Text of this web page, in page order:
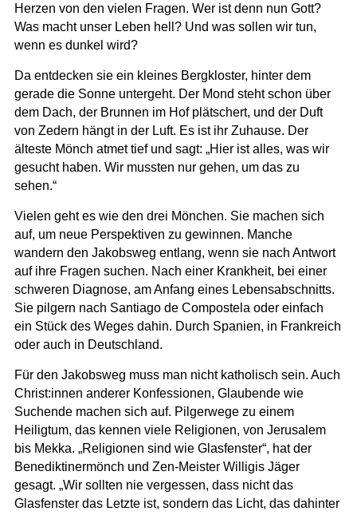
Herzen von den vielen Fragen. Wer ist denn nun Gott?
Was macht unser Leben hell? Und was sollen wir tun,
wenn es dunkel wird?
Da entdecken sie ein kleines Bergkloster, hinter dem
gerade die Sonne untergeht. Der Mond steht schon über
dem Dach, der Brunnen im Hof plätschert, und der Duft
von Zedern hängt in der Luft. Es ist ihr Zuhause. Der
älteste Mönch atmet tief und sagt: „Hier ist alles, was wir
gesucht haben. Wir mussten nur gehen, um das zu
sehen.“
Vielen geht es wie den drei Mönchen. Sie machen sich
auf, um neue Perspektiven zu gewinnen. Manche
wandern den Jakobsweg entlang, wenn sie nach Antwort
auf ihre Fragen suchen. Nach einer Krankheit, bei einer
schweren Diagnose, am Anfang eines Lebensabschnitts.
Sie pilgern nach Santiago de Compostela oder einfach
ein Stück des Weges dahin. Durch Spanien, in Frankreich
oder auch in Deutschland.
Für den Jakobsweg muss man nicht katholisch sein. Auch
Christ:innen anderer Konfessionen, Glaubende wie
Suchende machen sich auf. Pilgerwege zu einem
Heiligtum, das kennen viele Religionen, von Jerusalem
bis Mekka. „Religionen sind wie Glasfenster“, hat der
Benediktinermönch und Zen-Meister Willigis Jäger
gesagt. „Wir sollten nie vergessen, dass nicht das
Glasfenster das Letzte ist, sondern das Licht, das dahinter